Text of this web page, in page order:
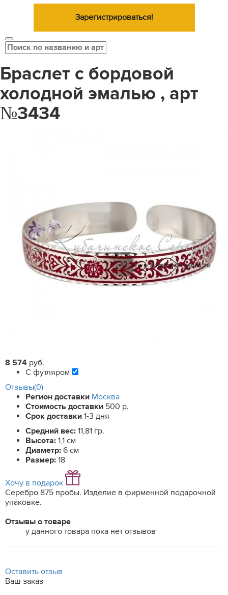
Зарегистрироваться!
Браслет с бордовой
холодной эмалью , арт
№3434
8 574 руб.
С футляром
Отзывы(0)
Регион доставки Москва
Стоимость доставки 500 р.
Срок доставки 1-3 дня
Средний вес: 11,81 гр.
Высота: 1,1 см
Диаметр: 6 см
Размер: 18
Хочу в подарок
Серебро 875 пробы. Изделие в фирменной подарочной
упаковке.
Отзывы о товаре
у данного товара пока нет отзывов
Оставить отзыв
Ваш заказ